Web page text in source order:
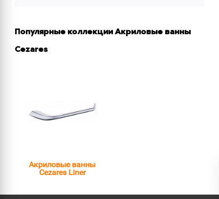
Популярные коллекции Акриловые ванны
Cezares
Акриловые ванны
Cezares Liner